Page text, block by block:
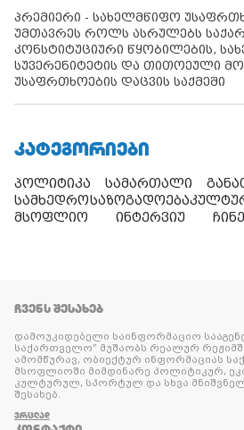
პრემიერი - სახელმწიფო
უმთავრეს როლს ასრულებს
კონსტიტუციური წყობილების,
სუვერენიტეტის და თითოეული
უსაფრთხოების დაცვის საქმეში
ᲙᲐᲢᲔᲒᲝᲠᲘᲔᲑᲘ
პოლიტიკა სამართალი
სამხედროსაზოგადოება
მსოფლიო
ინტერვიუ
ᲩᲕᲔᲜᲡ ᲨᲔᲡᲐᲮᲔᲑ
დამოუკიდებელი საინფორმაციო
საქართველო” მუშაობს რეალურ
ამომწურავ, ობიექტურ ინფორმაციას
მსოფლიოში მიმდინარე პოლიტიკურ,
კულტურულ, სპორტულ და სხვა
შესახებ.
ᲕᲠᲪᲚᲐᲓ